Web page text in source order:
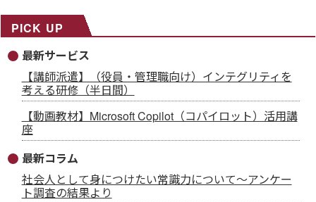
PICK UP
最新サービス
【講師派遣】（役員・管理職向け）インテグリティを
考える研修（半日間）
【動画教材】Microsoft Copilot（コパイロット）活用講
座
最新コラム
社会人として身につけたい常識力について～アンケー
ト調査の結果より